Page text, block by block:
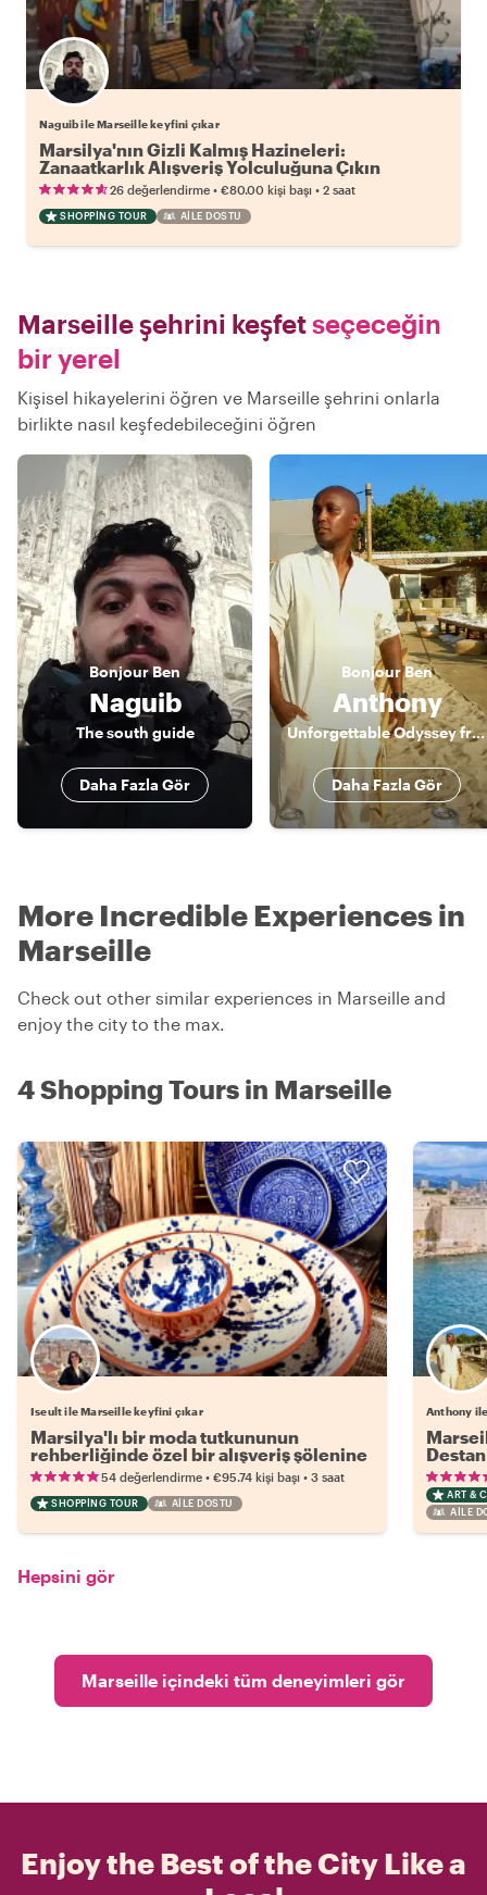
Naguib ile Marseille keyfini çıkar
Marsilya'nın Gizli Kalmış Hazineleri:
Zanaatkarlık Alışveriş Yolculuğuna Çıkın
26 değerlendirme • €80.00 kişi başı • 2 saat
SHOPPING TOUR AILE DOSTU
Marseille şehrini keşfetseçeceğin
bir yerel
Kişisel hikayelerini öğren ve Marseille şehrini onlarla
birlikte nasıl keşfedebileceğini öğren
BonjourBen
Naguib
The south guide
Daha Fazla Gör
BonjourBen
Anthony
Unforgettable Odyssey from a third perspective. Unforgettable.
Daha Fazla Gör
More Incredible Experiences in
Marseille
Check out other similar experiences in Marseille and
enjoy the city to the max.
4 Shopping Tours in Marseille
Iseult ile Marseille keyfini çıkar
Marsilya'lı bir moda tutkununun
rehberliğinde özel bir alışveriş şölenine
dalın
54 değerlendirme • €95.74 kişi başı • 3 saat
SHOPPING TOUR AILE DOSTU
Anthony
Destan
ART &
AILE
Hepsini gör
Marseille içindeki tüm deneyimleri gör
Enjoy the Best of the City Like a